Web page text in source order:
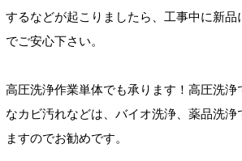
するなどが起こりましたら、工事中に新品
でご安心下さい。
高圧洗浄作業単体でも承ります！高圧洗浄
なカビ汚れなどは、バイオ洗浄、薬品洗
ますのでお勧めです。